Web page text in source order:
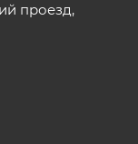
проезд,